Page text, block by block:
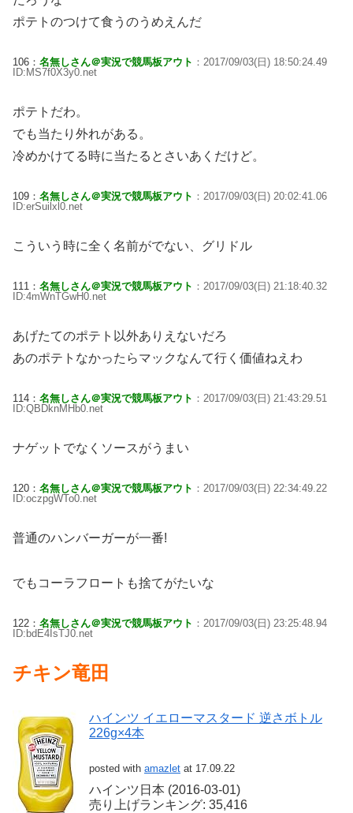
ポテトのつけて食うのうめえんだ
106： 名無しさん＠実況で競馬板アウト ：2017/09/03(日) 18:50:24.49
ID:MS7f0X3y0.net
ポテトだわ。
でも当たり外れがある。
冷めかけてる時に当たるとさいあくだけど。
109： 名無しさん＠実況で競馬板アウト ：2017/09/03(日) 20:02:41.06
ID:erSuilxl0.net
こういう時に全く名前がでない、グリドル
111： 名無しさん＠実況で競馬板アウト ：2017/09/03(日) 21:18:40.32
ID:4mWnTGwH0.net
あげたてのポテト以外ありえないだろ
あのポテトなかったらマックなんて行く価値ねえわ
114： 名無しさん＠実況で競馬板アウト ：2017/09/03(日) 21:43:29.51
ID:QBDknMHb0.net
ナゲットでなくソースがうまい
120： 名無しさん＠実況で競馬板アウト ：2017/09/03(日) 22:34:49.22
ID:oczpgWTo0.net
普通のハンバーガーが一番!
でもコーラフロートも捨てがたいな
122： 名無しさん＠実況で競馬板アウト ：2017/09/03(日) 23:25:48.94
ID:bdE4IsTJ0.net
チキン竜田
ハインツ イエローマスタード 逆さボトル
226g×4本
posted with amazlet at 17.09.22
ハインツ日本 (2016-03-01)
売り上げランキング: 35,416